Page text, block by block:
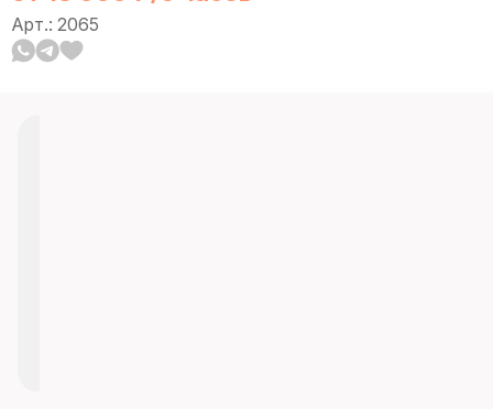
Арт.: 2065